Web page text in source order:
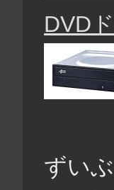
DVD
ずい